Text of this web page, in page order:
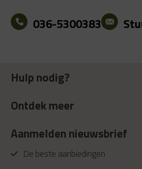
036-5300383
Hulp nodig?
Ontdek meer
Aanmelden nieuwsbrief
De beste aanbiedingen